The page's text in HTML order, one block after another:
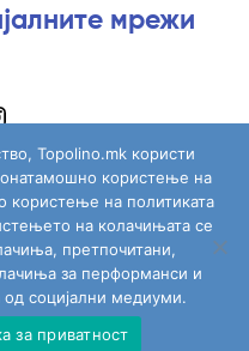
мрежи
Topolino.mk користи
користење на
користење на политиката
на колачињата се
претпочитани,
за перформанси и
социјални медиуми.
за приватност